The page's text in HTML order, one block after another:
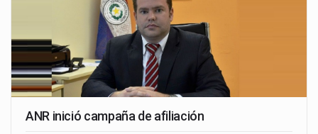
ANR inició campaña de afiliación